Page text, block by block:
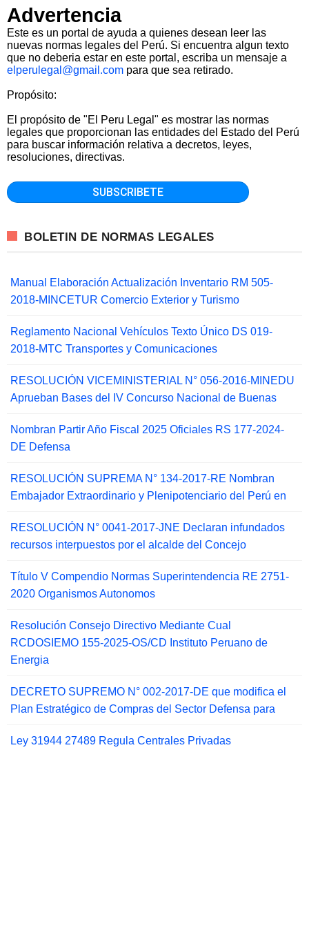
Advertencia
Este es un portal de ayuda a quienes desean leer las
nuevas normas legales del Perú. Si encuentra algun texto
que no deberia estar en este portal, escriba un mensaje a
elperulegal@gmail.com para que sea retirado.
Propósito:
El propósito de "El Peru Legal" es mostrar las normas
legales que proporcionan las entidades del Estado del Perú
para buscar información relativa a decretos, leyes,
resoluciones, directivas.
BOLETIN DE NORMAS LEGALES
Manual Elaboración Actualización Inventario RM 505-
2018-MINCETUR Comercio Exterior y Turismo
Reglamento Nacional Vehículos Texto Único DS 019-
2018-MTC Transportes y Comunicaciones
RESOLUCIÓN VICEMINISTERIAL N° 056-2016-MINEDU
Aprueban Bases del IV Concurso Nacional de Buenas
Nombran Partir Año Fiscal 2025 Oficiales RS 177-2024-
DE Defensa
RESOLUCIÓN SUPREMA N° 134-2017-RE Nombran
Embajador Extraordinario y Plenipotenciario del Perú en
RESOLUCIÓN N° 0041-2017-JNE Declaran infundados
recursos interpuestos por el alcalde del Concejo
Título V Compendio Normas Superintendencia RE 2751-
2020 Organismos Autonomos
Resolución Consejo Directivo Mediante Cual
RCDOSIEMO 155-2025-OS/CD Instituto Peruano de
Energia
DECRETO SUPREMO N° 002-2017-DE que modifica el
Plan Estratégico de Compras del Sector Defensa para
Ley 31944 27489 Regula Centrales Privadas